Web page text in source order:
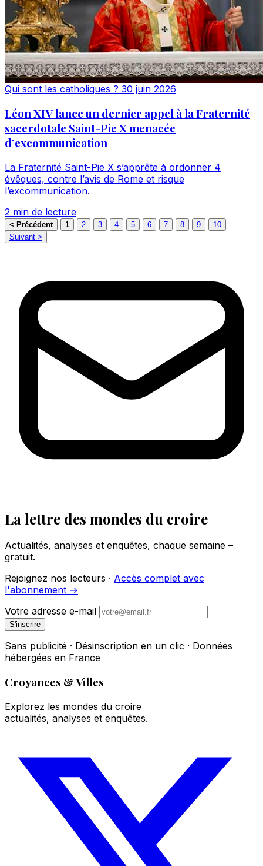
Qui sont les catholiques ? 30 juin 2026
Léon XIV lance un dernier appel à la Fraternité
sacerdotale Saint-Pie X menacée
d’excommunication
La Fraternité Saint-Pie X s’apprête à ordonner 4
évêques, contre l’avis de Rome et risque
l’excommunication.
2 min de lecture
< Précédent 1 2 3 4 5 6 7 8 9
10
Suivant >
La lettre des mondes du croire
Actualités, analyses et enquêtes, chaque semaine –
gratuit.
Rejoignez nos lecteurs · Accès complet avec
l'abonnement →
Votre adresse e-mail
S'inscrire
Sans publicité · Désinscription en un clic · Données
hébergées en France
Croyances & Villes
Explorez les mondes du croire
actualités, analyses et enquêtes.